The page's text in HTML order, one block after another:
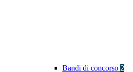
Bandi di concorso 2